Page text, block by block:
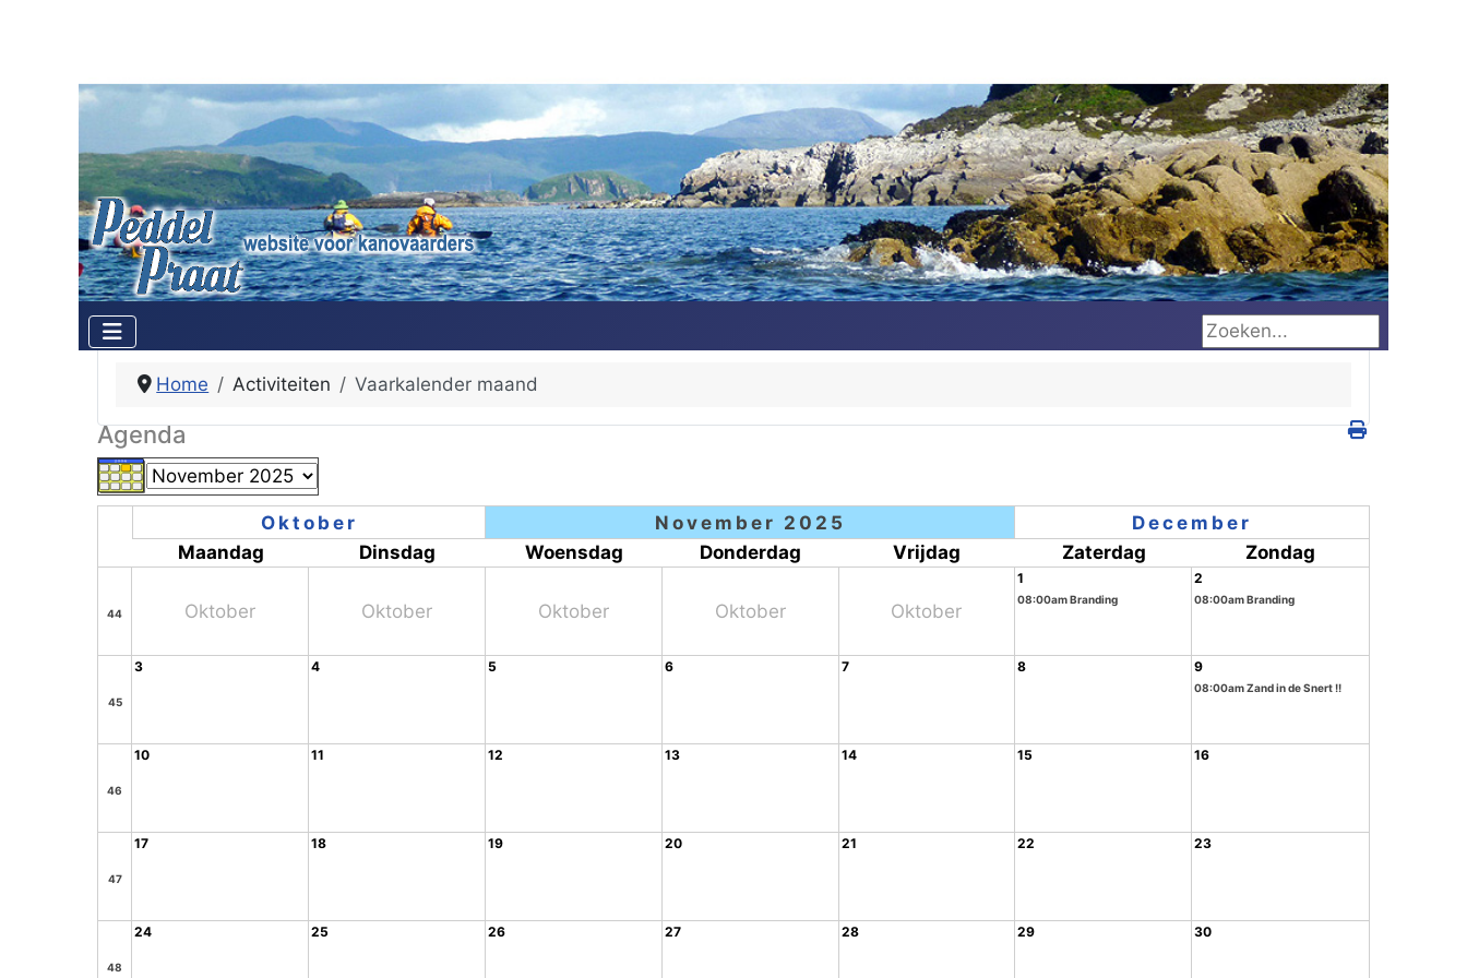
Zoeken...
Home Activiteiten Vaarkalender maand
Agenda
Oktober November 2025
December
Maandag
Dinsdag Woensdag Donderdag Vrijdag Zaterdag Zondag
44 Oktober Oktober Oktober Oktober Oktober
1
08:00am Branding
2
08:00am Branding
45
3 4 5 6 7 8 9
08:00am Zand in de Snert !!
46
10 11 12 13 14 15 16
47
17 18 19 20 21 22 23
48
24 25 26 27 28 29 30